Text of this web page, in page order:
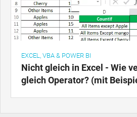
EXCEL, VBA & POWER BI
Nicht gleich in Excel - Wie
gleich Operator? (mit